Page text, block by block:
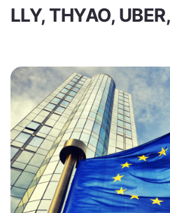
LLY, THYAO,